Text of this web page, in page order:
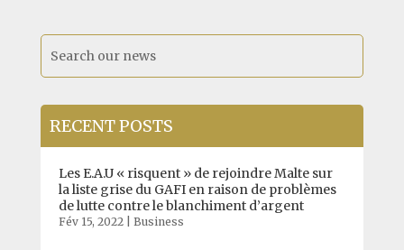
RECENT POSTS
Les E.A.U « risquent » de rejoindre Malte sur
la liste grise du GAFI en raison de problèmes
de lutte contre le blanchiment d’argent
Fév 15, 2022| Business